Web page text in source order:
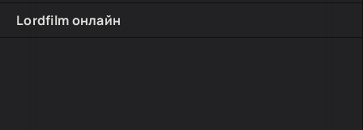
Lordfilm онлайн